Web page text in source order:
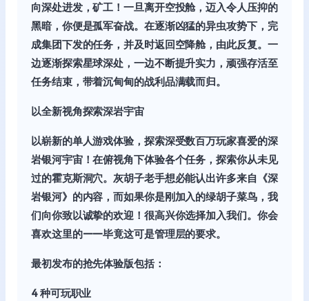
向深处进发，矿工！一旦离开空投舱，迈入令人压抑的
黑暗，你便是孤军奋战。在逐渐凶猛的异虫攻势下，完
成集团下发的任务，并及时返回空降舱，由此反复。一
边逐渐探索星球深处，一边不断提升实力，顽强存活至
任务结束，带着沉甸甸的战利品满载而归。
以全新视角探索深岩宇宙
以崭新的单人游戏体验，探索深受数百万玩家喜爱的深
岩银河宇宙！在俯视角下体验各个任务，探索你从未见
过的霍克斯洞穴。灰胡子老手想必能认出许多来自《深
岩银河》的内容，而如果你是刚加入的绿胡子菜鸟，我
们向你致以诚挚的欢迎！很高兴你选择加入我们。你会
喜欢这里的——毕竟这可是管理层的要求。
最初发布的抢先体验版包括：
4 种可玩职业